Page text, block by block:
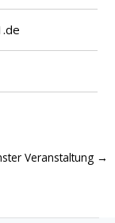
Veranstaltung →